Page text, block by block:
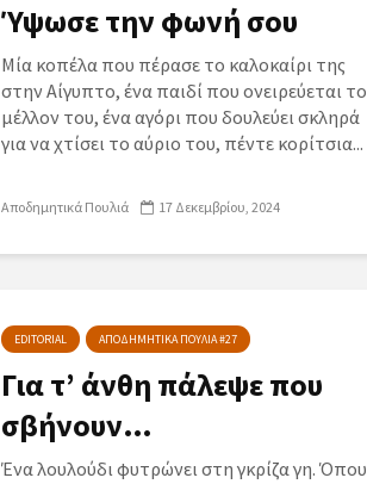
Ύψωσε την φωνή σου
Μία κοπέλα που πέρασε το καλοκαίρι της
στην Αίγυπτο, ένα παιδί που ονειρεύεται το
μέλλον του, ένα αγόρι που δουλεύει σκληρά
για να χτίσει το αύριο του, πέντε κορίτσια...
Αποδημητικά Πουλιά 17 Δεκεμβρίου, 2024
EDITORIAL ΑΠΟΔΗΜΗΤΙΚΑ ΠΟΥΛΙΑ #27
Για τ’ άνθη πάλεψε που
σβήνουν…
Ένα λουλούδι φυτρώνει στη γκρίζα γη. Όπου